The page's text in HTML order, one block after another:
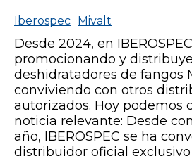
Iberospec Mivalt
Desde 2024, en
promocionando y
deshidratadores de fangos
conviviendo con otros
autorizados. Hoy podemos
noticia relevante: Desde
año, IBEROSPEC se ha
distribuidor oficial exclusivo